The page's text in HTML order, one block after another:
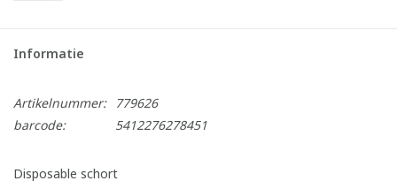
Informatie
Artikelnummer:
779626
barcode:
5412276278451
Disposable schort